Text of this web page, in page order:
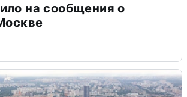
на сообщения о